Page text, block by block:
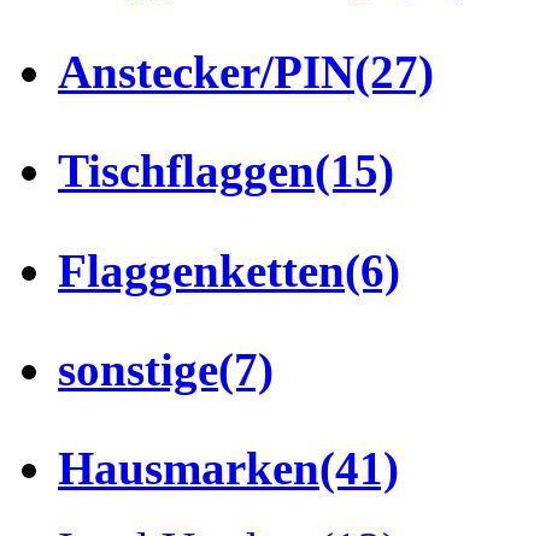
Anstecker/PIN(27)
Tischflaggen(15)
Flaggenketten(6)
sonstige(7)
Hausmarken(41)